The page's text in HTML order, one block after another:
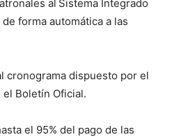
al Sistema Integrado
forma automática a las
cronograma dispuesto por el
Boletín Oficial.
el 95% del pago de las